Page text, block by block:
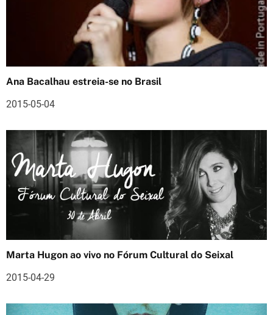
d
i
s
Ana Bacalhau estreia-se no Brasil
2015-05-04
Marta Hugon ao vivo no Fórum Cultural do Seixal
2015-04-29